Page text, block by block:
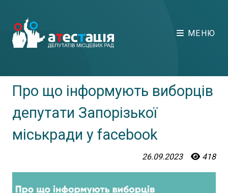
МЕНЮ
Про що інформують виборців
депутати Запорізької
міськради у facebook
26.09.2023 418